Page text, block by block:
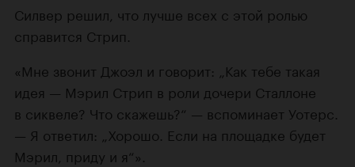
Силвер решил, что лучше всех с этой ролью
справится Стрип.
«Мне звонит Джоэл и говорит: „Как тебе такая
идея — Мэрил Стрип в роли дочери Сталлоне
в сиквеле? Что скажешь?“ — вспоминает Уотерс.
— Я ответил: „Хорошо. Если на площадке будет
Мэрил, приду и я“».